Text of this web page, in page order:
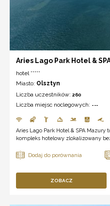
Aries Lago Park Hotel &
hotel *****
Miasto: Olsztyn
Liczba uczestników: 260
Liczba miejsc noclegowych: ---
Aries Lago Park Hotel & SPA
kompleks hotelowy zlokalizowany
ZOBACZ